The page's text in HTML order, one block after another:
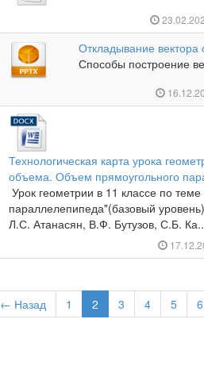
Откладывание вектора
Способы построение
Технологическая карта урока
объема. Объем прямоугольного
Урок геометрии в 11 классе по
параллелепипеда"(базовый
Л.С. Атанасян, В.Ф. Бутузов, С.Б.
← Назад 1 2 3 4 5 6